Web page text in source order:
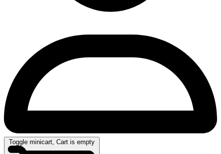
Toggle minicart, Cart is empty